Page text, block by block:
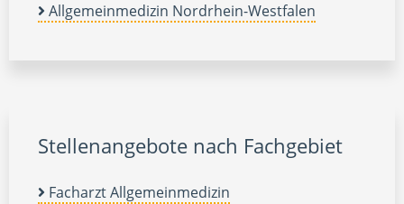
Allgemeinmedizin Nordrhein-Westfalen
Stellenangebote nach Fachgebiet
Facharzt Allgemeinmedizin